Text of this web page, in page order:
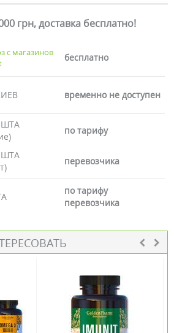
грн, доставка бесплатно!
с магазинов
бесплатно
временно не доступен
по тарифу
перевозчика
по тарифу
перевозчика